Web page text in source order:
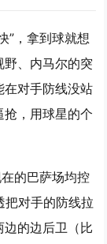
”，拿到球就想
、内马尔的突
在对手防线没站
，用球星的个
的巴萨场均控
把对手的防线拉
的边后卫（比